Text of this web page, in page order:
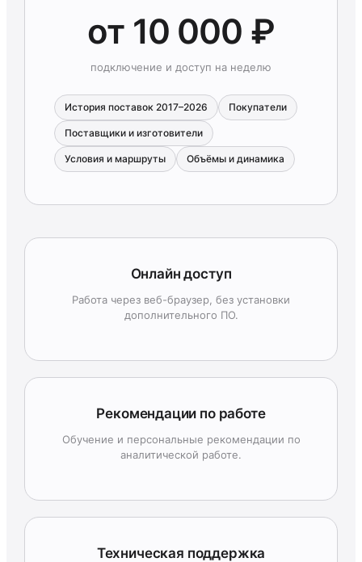
от 10 000 ₽
подключение и доступ на неделю
История поставок 2017–2026 Покупатели
Поставщики и изготовители
Условия и маршруты Объёмы и динамика
Онлайн доступ
Работа через веб-браузер, без установки
дополнительного ПО.
Рекомендации по работе
Обучение и персональные рекомендации по
аналитической работе.
Техническая поддержка